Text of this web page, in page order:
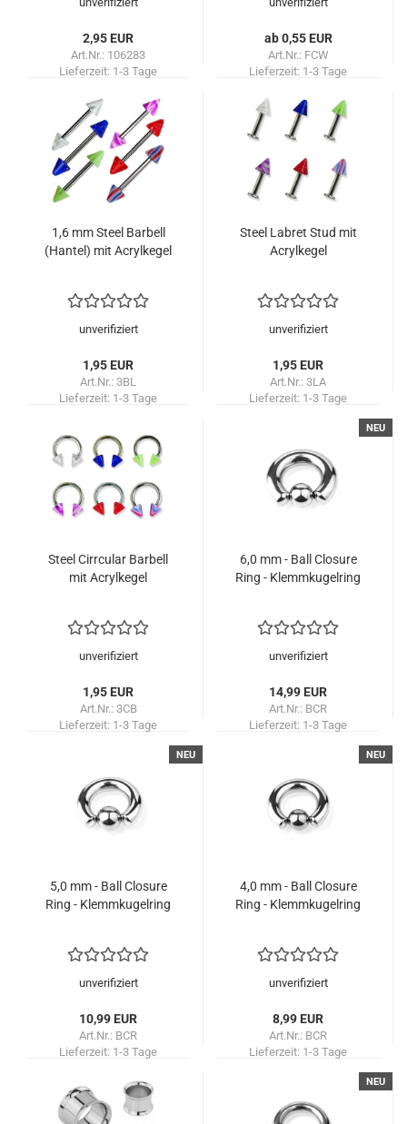
2,95 EUR
Art.Nr.: 106283
Lieferzeit: 1-3 Tage
ab 0,55 EUR
Art.Nr.: FCW
Lieferzeit: 1-3 Tage
1,6 mm Steel Barbell
(Hantel) mit Acrylkegel
unverifiziert
1,95 EUR
Art.Nr.: 3BL
Lieferzeit: 1-3 Tage
Steel Labret Stud mit
Acrylkegel
unverifiziert
1,95 EUR
Art.Nr.: 3LA
Lieferzeit: 1-3 Tage
Steel Cirrcular Barbell
mit Acrylkegel
unverifiziert
1,95 EUR
Art.Nr.: 3CB
Lieferzeit: 1-3 Tage
NEU
6,0 mm - Ball Closure
Ring - Klemmkugelring
unverifiziert
14,99 EUR
Art.Nr.: BCR
Lieferzeit: 1-3 Tage
NEU
5,0 mm - Ball Closure
Ring - Klemmkugelring
unverifiziert
10,99 EUR
Art.Nr.: BCR
Lieferzeit: 1-3 Tage
NEU
4,0 mm - Ball Closure
Ring - Klemmkugelring
unverifiziert
8,99 EUR
Art.Nr.: BCR
Lieferzeit: 1-3 Tage
NEU